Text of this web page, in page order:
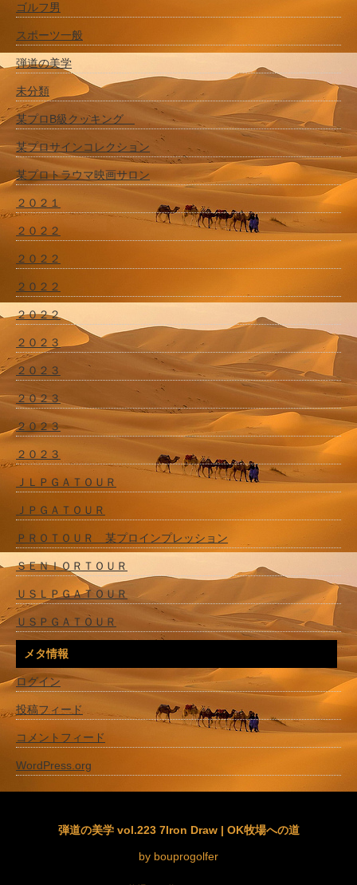
ゴルフ男
スポーツ一般
弾道の美学
未分類
某プロB級クッキング
某プロサインコレクション
某プロトラウマ映画サロン
２０２１
２０２２
２０２２
２０２２
２０２２
２０２３
２０２３
２０２３
２０２３
２０２３
ＪＬＰＧＡＴＯＵＲ
ＪＰＧＡＴＯＵＲ
ＰＲＯＴＯＵＲ 某プロインプレッション
ＳＥＮＩＯＲＴＯＵＲ
ＵＳＬＰＧＡＴＯＵＲ
ＵＳＰＧＡＴＯＵＲ
メタ情報
ログイン
投稿フィード
コメントフィード
WordPress.org
弾道の美学 vol.223 7Iron Draw | OK牧場への道
by bouprogolfer